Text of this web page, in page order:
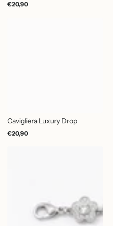
Prezzo
€20,90
Cavigliera Luxury Drop
Prezzo
€20,90